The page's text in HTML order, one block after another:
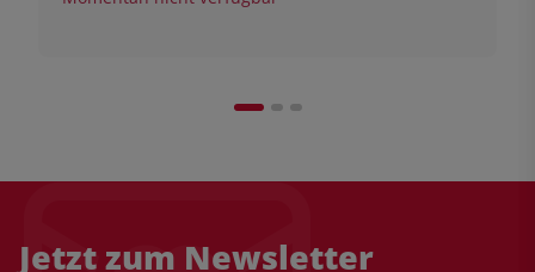
Jetzt zum Newsletter